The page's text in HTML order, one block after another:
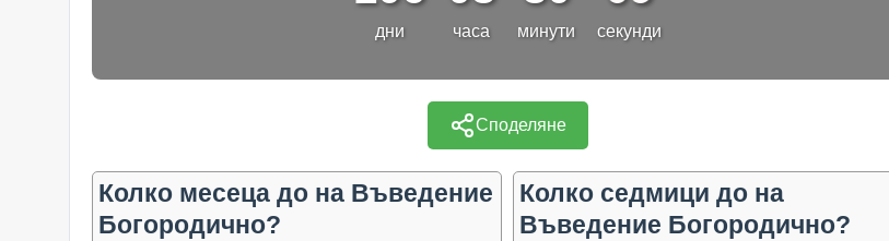
дни часа минути секунди
Споделяне
Колко месеца до на Въведение
Богородично?
Колко седмици до на
Въведение Богородично?